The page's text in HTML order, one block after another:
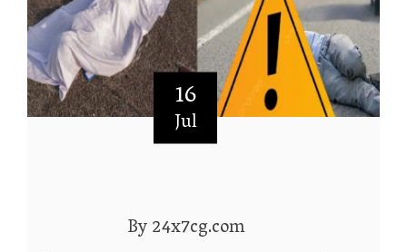
16
Jul
By 24x7cg.com